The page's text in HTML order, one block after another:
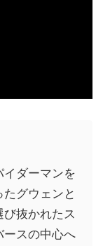
イダーマンを
グウェンと
抜かれたス
ースの中心へ